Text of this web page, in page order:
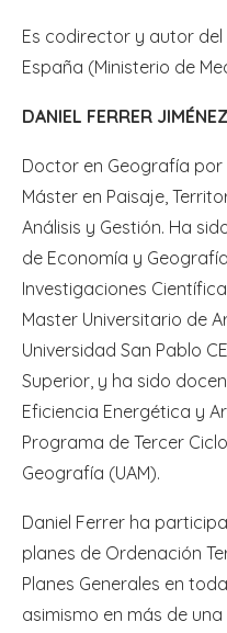
Es codirector y autor
España (Ministerio de
DANIEL FERRER JIMÉNEZ
Doctor en Geografía
Máster en Paisaje,
Análisis y Gestión. Ha
de Economía y
Investigaciones
Master Universitario de
Universidad San Pablo
Superior, y ha sido
Eficiencia Energética y
Programa de Tercer
Geografía (UAM).
Daniel Ferrer ha
planes de Ordenación
Planes Generales en
asimismo en más de